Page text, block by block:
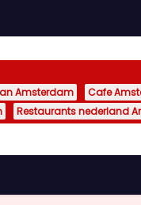
Amsterdam Cafe
Restaurants nederland